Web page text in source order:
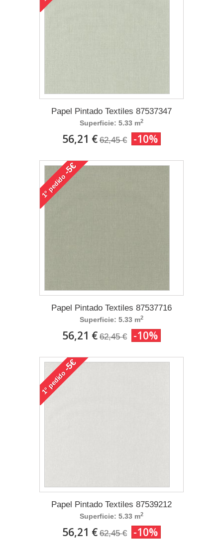
Papel Pintado Textiles 87537347
Superficie: 5.33 m2
56,21 € 62,45 € -10%
1°
pedido
-5€
Papel Pintado Textiles 87537716
Superficie: 5.33 m2
56,21 € 62,45 € -10%
1°
pedido
-5€
Papel Pintado Textiles 87539212
Superficie: 5.33 m2
56,21 € 62,45 € -10%